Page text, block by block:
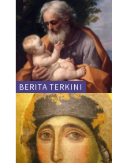
BERITA TERKINI